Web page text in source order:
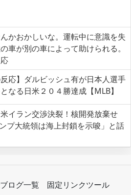
かおかしいな。運転中に意識を失
車が別の車によって助けられる。
反応】ダルビッシュ有が日本人選手
なる日米２０４勝達成【MLB】
イラン交渉決裂！核開発放棄せ
プ大統領は海上封鎖を示唆」と話
ログ一覧 固定リンクツール